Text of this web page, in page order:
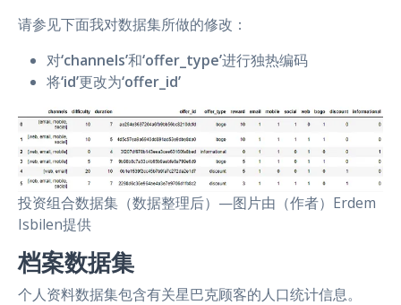
请参见下面我对数据集所做的修改：
对‘channels’和‘offer_type’进行独热编码
将‘id’更改为‘offer_id’
投资组合数据集（数据整理后）—图片由（作者）Erdem
Isbilen提供
档案数据集
个人资料数据集包含有关星巴克顾客的人口统计信息。